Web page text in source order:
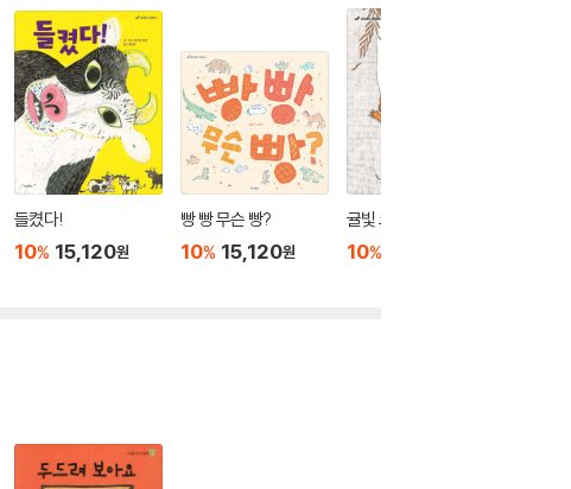
들켰다!
10% 15,120원
빵 빵 무슨 빵?
10% 15,120원
귤빛 코알라
10%